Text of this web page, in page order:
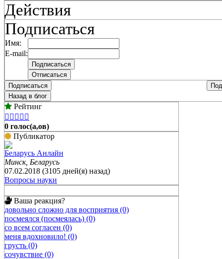
Действия
Подписаться
Имя:
E-mail:
Подписаться
Назад в блог
Рейтинг
    
0 голос(а,ов)
Публикатор
Беларусь Анлайн
Минск, Беларусь
07.02.2018 (3105 дней(я) назад)
Вопросы науки
Ваша реакция?
довольно сложно для восприятия (0)
посмеялся (посмеялась) (0)
со всем согласен (0)
меня вдохновило! (0)
грусть (0)
сочувствие (0)